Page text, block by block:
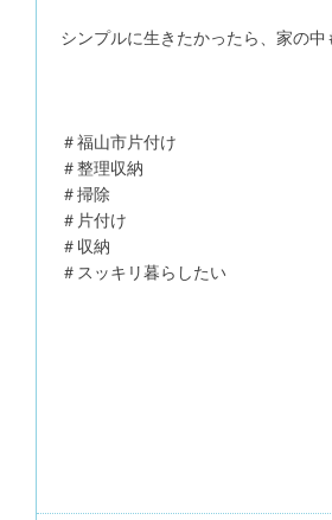
シンプルに生きたかったら、家の
＃福山市片付け
＃整理収納
＃掃除
＃片付け
＃収納
＃スッキリ暮らしたい